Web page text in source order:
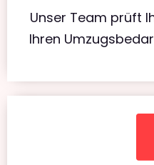
Unser Team prüft
Ihren